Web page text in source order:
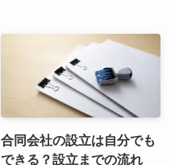
合同会社の設立は自分でも
できる？設立までの流れ